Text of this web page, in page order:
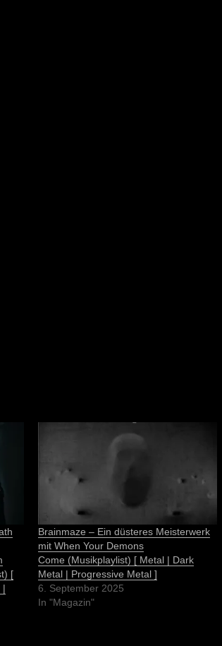
[
|
Brainmaze – Ein düsteres Meisterwerk
mit When Your Demons
Come (Musikplaylist) [ Metal | Dark
Metal | Progressive Metal ]
6. September 2025
In "Magazin"